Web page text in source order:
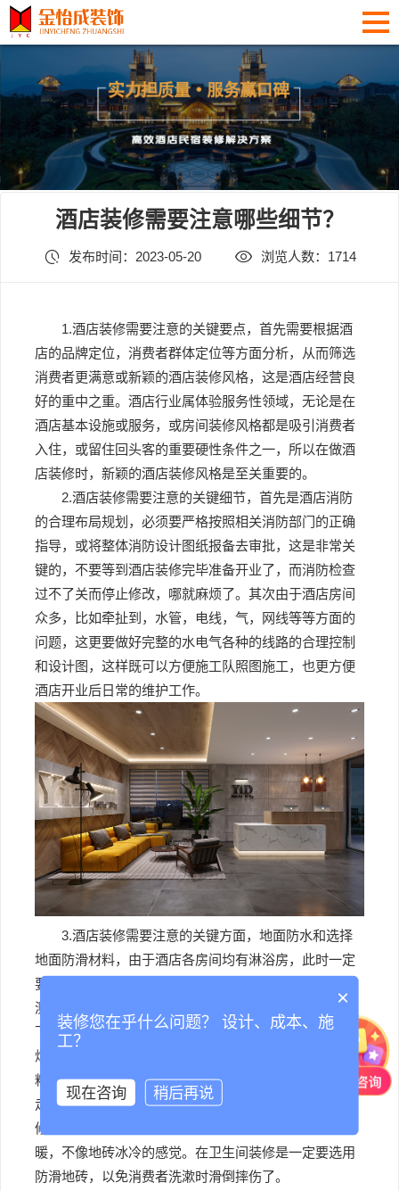
酒店装修需要注意哪些细节？
发布时间：2023-05-20 浏览人数：1714
1.酒店装修需要注意的关键要点，首先需要根据酒
店的品牌定位，消费者群体定位等方面分析，从而筛选
消费者更满意或新颖的酒店装修风格，这是酒店经营良
好的重中之重。酒店行业属体验服务性领域，无论是在
酒店基本设施或服务，或房间装修风格都是吸引消费者
入住，或留住回头客的重要硬性条件之一，所以在做酒
店装修时，新颖的酒店装修风格是至关重要的。
2.酒店装修需要注意的关键细节，首先是酒店消防
的合理布局规划，必须要严格按照相关消防部门的正确
指导，或将整体消防设计图纸报备去审批，这是非常关
键的，不要等到酒店装修完毕准备开业了，而消防检查
过不了关而停止修改，哪就麻烦了。其次由于酒店房间
众多，比如牵扯到，水管，电线，气，网线等等方面的
问题，这更要做好完整的水电气各种的线路的合理控制
和设计图，这样既可以方便施工队照图施工，也更方便
酒店开业后日常的维护工作。
3.酒店装修需要注意的关键方面，地面防水和选择
地面防滑材料，由于酒店各房间均有淋浴房，此时一定
要在防水方面细心施工，做好防水后，更应该进行装水
测试24小时以上，确保万无一失，以免日后渗透水到楼
下或渗透到房间墙面而造成了墙面壁纸或装饰材料腐
烂，而影响到整个房间的完美风格。在选用地面装饰材
料时，过道可选用地毯装修高端上档次，而且人来人往
走路声音比较小，不会影响到其他住客。在房间地面装
修时多选用木地板或地毯做为装饰材料，既防滑也比较
暖，不像地砖冰冷的感觉。在卫生间装修是一定要选用
防滑地砖，以免消费者洗漱时滑倒摔伤了。
×
装修您在乎什么问题？ 设计、成本、施
工？
现在咨询 稍后再说